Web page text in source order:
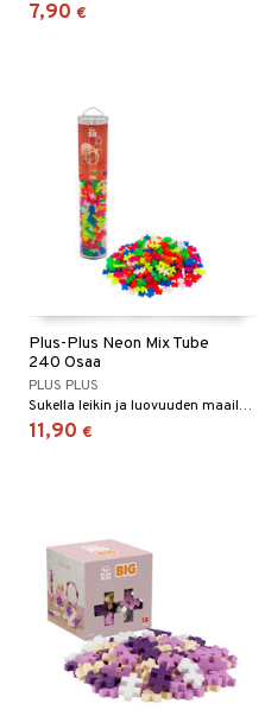
7,90 €
Plus-Plus Neon Mix Tube
240 Osaa
PLUS PLUS
Sukella leikin ja luovuuden maailmaan Neon Värisekoituksen kanssa!
11,90 €